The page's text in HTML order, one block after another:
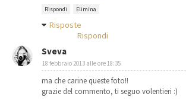
Rispondi Elimina
Risposte
Rispondi
Sveva
18 febbraio 2013 alle ore 18:35
ma che carine queste foto!!
grazie del commento, ti seguo volentieri :)